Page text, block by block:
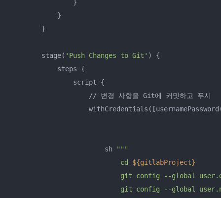
                }
            }
        }
        stage(
'Push Changes to Git' ) {
            steps {
                script {
                    // 변경 사항을 Git에 커밋하고 푸시
                        sh
"" "
                            cd
${gitlabProject}
git config --global
git config --global